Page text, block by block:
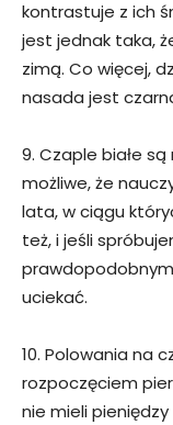
kontrastuje z ich
jest jednak taka,
zimą. Co więcej,
nasada jest
9. Czaple białe
możliwe, że
lata, w ciągu
też, i jeśli
uciekać.
10. Polowania na
rozpoczęciem
nie mieli